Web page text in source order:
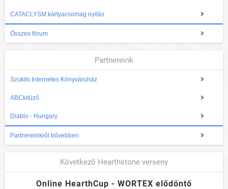
CATACLYSM kártyacsomag nyitás
Összes fórum
Partnereink
Szukits Internetes Könyváruház
ABCkitüző
Diablo - Hungary
Partnereinkről bővebben
Következő Hearthstone verseny
Online HearthCup - WORTEX elődöntő